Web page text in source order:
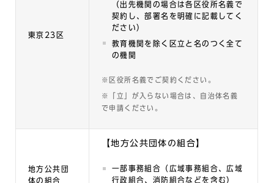
東京23区
（出先機関の場合は各区役所名義で
契約し、部署名を明確に記載してく
ださい）
教育機関を除く区立と名のつく全て
の機関
※区役所名義でご契約ください。
※「立」が入らない場合は、自治体名義
で申請ください。
地方公共団
体の組合
【地方公共団体の組合】
一部事務組合（広域事務組合、広域
行政組合、消防組合などを含む）